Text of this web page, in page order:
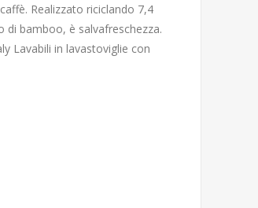
Realizzato riciclando 7,4
di bamboo, è salvafreschezza.
Lavabili in lavastoviglie con